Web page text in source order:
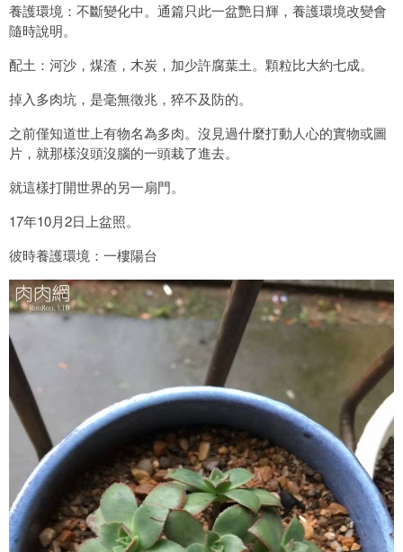
養護環境：不斷變化中。通篇只此一盆艷日輝，養護環境改變會
隨時說明。
配土：河沙，煤渣，木炭，加少許腐葉土。顆粒比大約七成。
掉入多肉坑，是毫無徵兆，猝不及防的。
之前僅知道世上有物名為多肉。沒見過什麼打動人心的實物或圖
片，就那樣沒頭沒腦的一頭栽了進去。
就這樣打開世界的另一扇門。
17年10月2日上盆照。
彼時養護環境：一樓陽台